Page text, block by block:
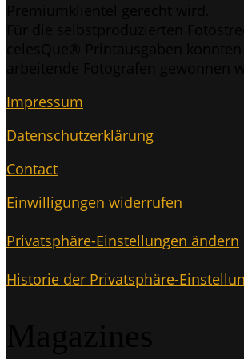
Impres­sum
Daten­schutz­er­klä­rung
Cont­act
Ein­wil­li­gun­gen widerrufen
Pri­vat­sphä­re-Ein­stel­lun­gen ändern
His­to­rie der Privatsphäre-